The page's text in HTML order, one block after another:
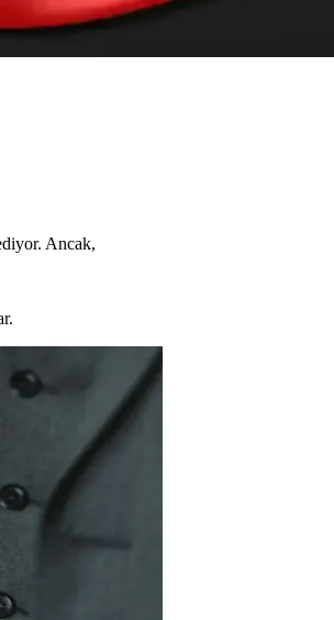
ve uygun tasarım sayesinde
Ancak,